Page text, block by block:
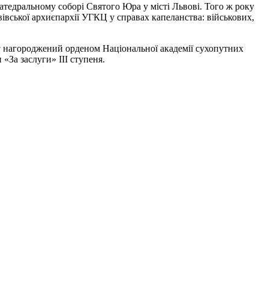
соборі Святого Юра у місті Львові. Того ж року
архиєпархії УГКЦ у справах капеланства: військових,
орденом Національної академії сухопутних
заслуги» ІІІ ступеня.